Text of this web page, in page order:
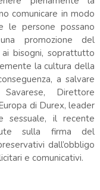
comunicare in modo
le persone possano
promozione del
bisogni, soprattutto
la cultura della
a salvare
Direttore
di Durex, leader
sessuale, il recente
sulla firma del
dall’obbligo
e comunicativi.